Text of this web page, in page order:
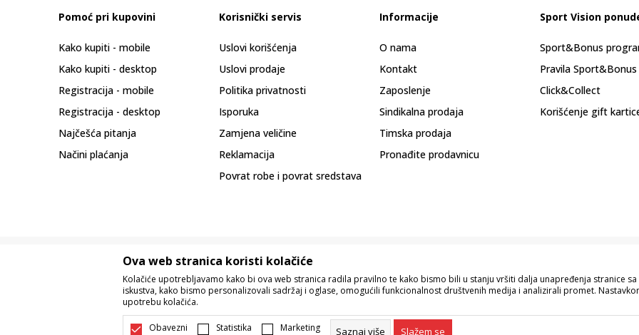
Pomoć pri kupovini
Kako kupiti - mobile
Kako kupiti - desktop
Registracija - mobile
Registracija - desktop
Najčešća pitanja
Načini plaćanja
Korisnički servis
Uslovi korišćenja
Uslovi prodaje
Politika privatnosti
Isporuka
Zamjena veličine
Reklamacija
Povrat robe i povrat sredstava
Informacije
O nama
Kontakt
Zaposlenje
Sindikalna prodaja
Timska prodaja
Pronađite prodavnicu
Sport Vision
Sport&Bonus
Pravila
Click&Collect
Korišćenje gift
Nastojimo da budemo što precizniji u opisu proizvoda, prikazu slika i samih cijena, ali ne možemo garantovati da su
Svi artikli prikazani na sajtu su dio naše ponude i ne podrazumijeva da su dostupni u svakom trenutku.
Ova web stranica koristi kolačiće
Kolačiće upotrebljavamo kako bi ova web stranica radila pravilno te kako bismo bili u stanju vršiti dalja unapređenja stranice
iskustva, kako bismo personalizovali sadržaj i oglase, omogućili funkcionalnost društvenih medija i analizirali promet.
upotrebu kolačića.
Obavezni Statistika Marketing Saznaj više Slažem se